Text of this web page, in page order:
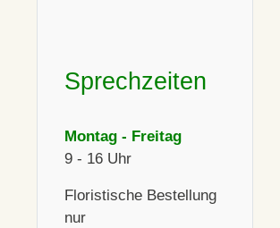
Sprechzeiten
Montag - Freitag
9 - 16 Uhr
Floristische Bestellung
nur